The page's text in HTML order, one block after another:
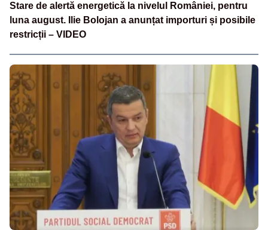
Stare de alertă energetică la nivelul României, pentru
luna august. Ilie Bolojan a anunțat importuri și posibile
restricții – VIDEO